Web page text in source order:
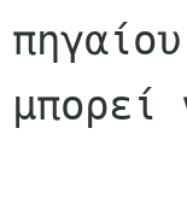
μπορεί